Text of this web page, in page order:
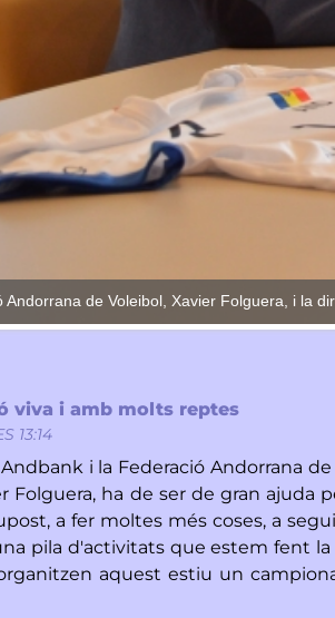
Andorrana de Voleibol, Xavier Folguera, i la
viva i amb molts reptes
13:14
Andbank i la Federació Andorrana
Folguera, ha de ser de gran
a fer moltes més coses, a
pila d'activitats que estem fent la
aquest estiu un